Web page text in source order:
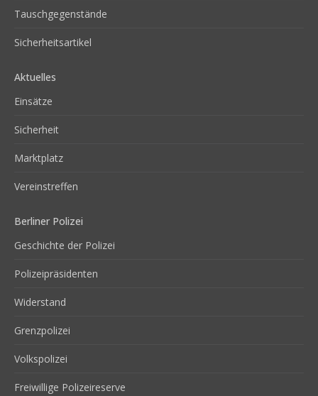
Tauschgegenstände
Sicherheitsartikel
Aktuelles
Einsätze
Sicherheit
Marktplatz
Vereinstreffen
Berliner Polizei
Geschichte der Polizei
Polizeipräsidenten
Widerstand
Grenzpolizei
Volkspolizei
Freiwillige Polizeireserve